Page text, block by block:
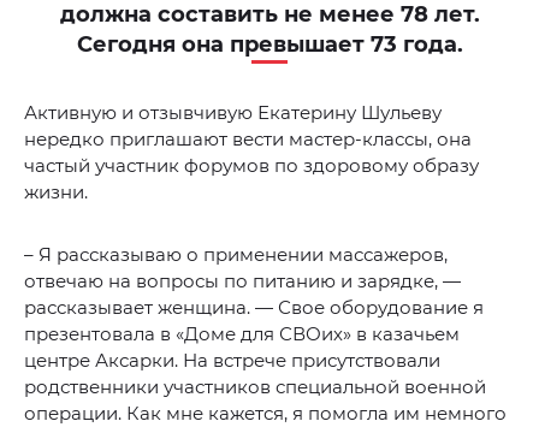
должна составить не менее 78 лет.
Сегодня она превышает 73 года.
Активную и отзывчивую Екатерину Шульеву
нередко приглашают вести мастер-классы, она
частый участник форумов по здоровому образу
жизни.
– Я рассказываю о применении массажеров,
отвечаю на вопросы по питанию и зарядке, —
рассказывает женщина. — Свое оборудование я
презентовала в «Доме для СВОих» в казачьем
центре Аксарки. На встрече присутствовали
родственники участников специальной военной
операции. Как мне кажется, я помогла им немного